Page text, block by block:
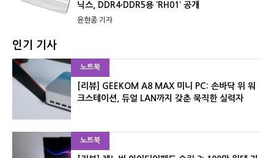
닉스, DDR4·DDR5용 ‘RH01’ 공개
윤현종 기자
인기 기사
노트북
[리뷰] GEEKOM A8 MAX 미니 PC: 손바닥 위 워
크스테이션, 듀얼 LAN까지 갖춘 묵직한 실력자
노트북